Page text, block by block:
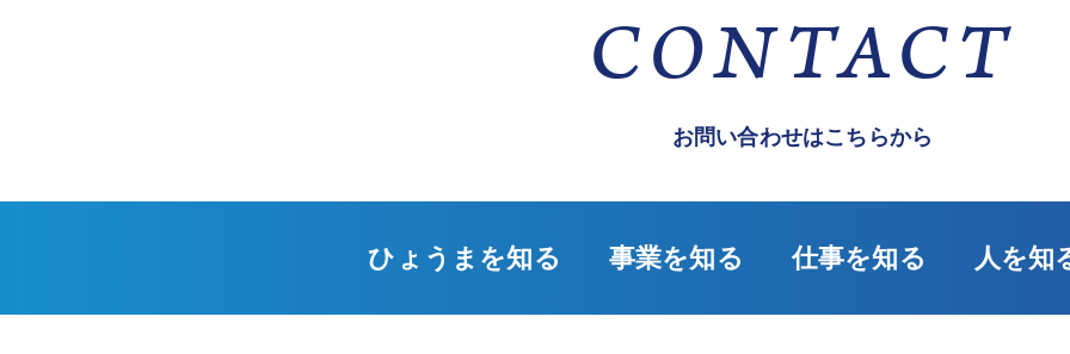
CONTACT
お問い合わせはこちらから
ひょうまを知る 事業を知る 仕事を知る 人を知